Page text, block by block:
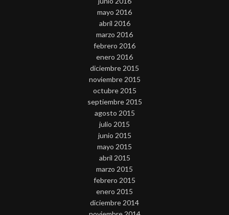
mayo 2016
abril 2016
marzo 2016
febrero 2016
enero 2016
diciembre 2015
noviembre 2015
octubre 2015
septiembre 2015
agosto 2015
julio 2015
junio 2015
mayo 2015
abril 2015
marzo 2015
febrero 2015
enero 2015
diciembre 2014